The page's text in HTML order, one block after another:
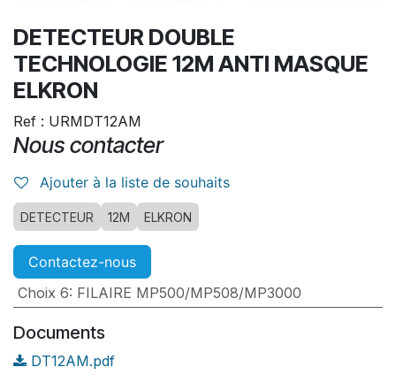
DETECTEUR DOUBLE
TECHNOLOGIE 12M ANTI MASQUE
ELKRON
Ref : URMDT12AM
Nous contacter
Ajouter à la liste de souhaits
DETECTEUR 12M ELKRON
Contactez-nous
Choix 6: FILAIRE MP500/MP508/MP3000
Documents
DT12AM.pdf